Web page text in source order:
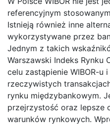
referencyjnym
Istnieją również inne
wykorzystywane przez
Jednym z takich
Warszawski Indeks Rynku
celu zastąpienie WIBOR-u
rzeczywistych
rynku międzybankowym.
przejrzystość oraz lepsze
warunków rynkowych.